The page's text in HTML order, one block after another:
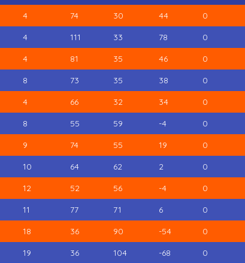
4 74 30 44 0
4 111 33 78 0
4 81 35 46 0
8 73 35 38 0
4 66 32 34 0
8 55 59 -4 0
9 74 55 19 0
10 64 62 2 0
12 52 56 -4 0
11 77 71 6 0
18 36 90 -54 0
19 36 104 -68 0